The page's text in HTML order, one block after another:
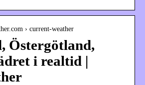
› current-weather
Östergötland,
i realtid |